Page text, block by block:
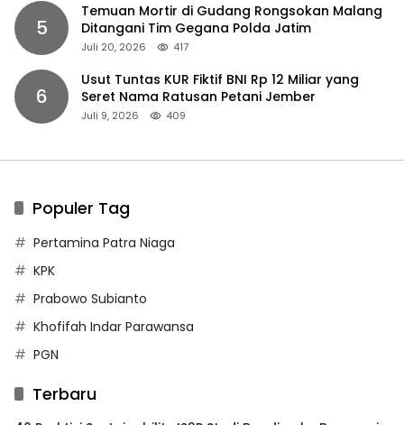
5
Temuan Mortir di Gudang Rongsokan Malang
Ditangani Tim Gegana Polda Jatim
Juli 20, 2026 417
6
Usut Tuntas KUR Fiktif BNI Rp 12 Miliar yang
Seret Nama Ratusan Petani Jember
Juli 9, 2026 409
Populer Tag
Pertamina Patra Niaga
KPK
Prabowo Subianto
Khofifah Indar Parawansa
PGN
Terbaru